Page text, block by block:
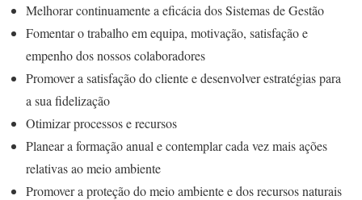
Melhorar continuamente a eficácia dos Sistemas de Gestão
Fomentar o trabalho em equipa, motivação, satisfação e
empenho dos nossos colaboradores
Promover a satisfação do cliente e desenvolver estratégias para
a sua fidelização
Otimizar processos e recursos
Planear a formação anual e contemplar cada vez mais ações
relativas ao meio ambiente
Promover a proteção do meio ambiente e dos recursos naturais